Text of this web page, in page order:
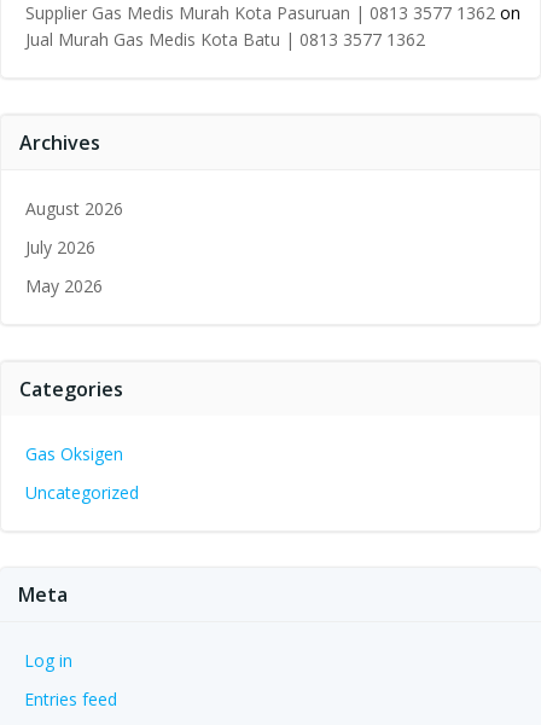
Supplier Gas Medis Murah Kota Pasuruan | 0813 3577 1362 on
Jual Murah Gas Medis Kota Batu | 0813 3577 1362
Archives
August 2026
July 2026
May 2026
Categories
Gas Oksigen
Uncategorized
Meta
Log in
Entries feed